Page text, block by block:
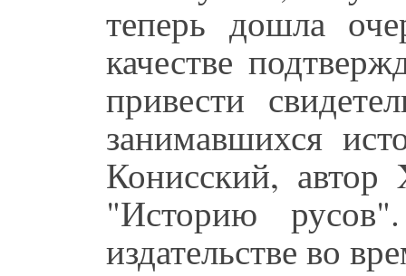
теперь дошла
качестве
привести
занимавшихся
Конисский,
"Историю
издательстве во